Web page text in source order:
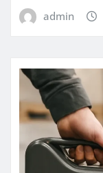
admin